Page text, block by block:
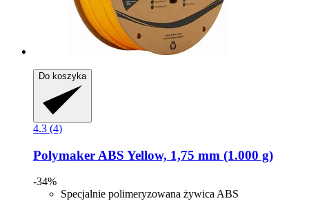
Do koszyka
4.3 (4)
Polymaker ABS Yellow, 1,75 mm (1.000 g)
-34%
Specjalnie polimeryzowana żywica ABS